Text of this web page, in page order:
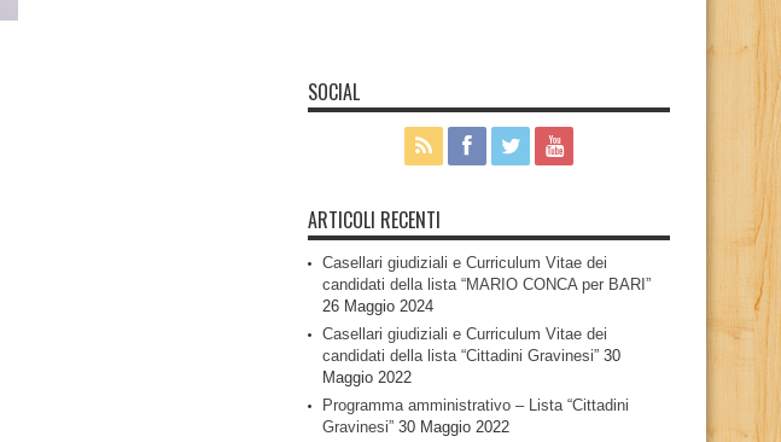
SOCIAL
ARTICOLI RECENTI
Casellari giudiziali e Curriculum Vitae dei
candidati della lista “MARIO CONCA per BARI”
26 Maggio 2024
Casellari giudiziali e Curriculum Vitae dei
candidati della lista “Cittadini Gravinesi” 30
Maggio 2022
Programma amministrativo – Lista “Cittadini
Gravinesi” 30 Maggio 2022